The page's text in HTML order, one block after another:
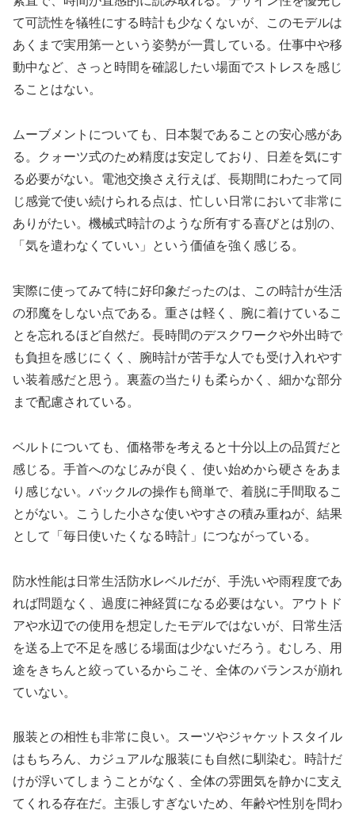
て可読性を犠牲にする時計も少なくないが、このモデルは
あくまで実用第一という姿勢が一貫している。仕事中や移
動中など、さっと時間を確認したい場面でストレスを感じ
ることはない。
ムーブメントについても、日本製であることの安心感があ
る。クォーツ式のため精度は安定しており、日差を気にす
る必要がない。電池交換さえ行えば、長期間にわたって同
じ感覚で使い続けられる点は、忙しい日常において非常に
ありがたい。機械式時計のような所有する喜びとは別の、
「気を遣わなくていい」という価値を強く感じる。
実際に使ってみて特に好印象だったのは、この時計が生活
の邪魔をしない点である。重さは軽く、腕に着けているこ
とを忘れるほど自然だ。長時間のデスクワークや外出時で
も負担を感じにくく、腕時計が苦手な人でも受け入れやす
い装着感だと思う。裏蓋の当たりも柔らかく、細かな部分
まで配慮されている。
ベルトについても、価格帯を考えると十分以上の品質だと
感じる。手首へのなじみが良く、使い始めから硬さをあま
り感じない。バックルの操作も簡単で、着脱に手間取るこ
とがない。こうした小さな使いやすさの積み重ねが、結果
として「毎日使いたくなる時計」につながっている。
防水性能は日常生活防水レベルだが、手洗いや雨程度であ
れば問題なく、過度に神経質になる必要はない。アウトド
アや水辺での使用を想定したモデルではないが、日常生活
を送る上で不足を感じる場面は少ないだろう。むしろ、用
途をきちんと絞っているからこそ、全体のバランスが崩れ
ていない。
服装との相性も非常に良い。スーツやジャケットスタイル
はもちろん、カジュアルな服装にも自然に馴染む。時計だ
けが浮いてしまうことがなく、全体の雰囲気を静かに支え
てくれる存在だ。主張しすぎないため、年齢や性別を問わ